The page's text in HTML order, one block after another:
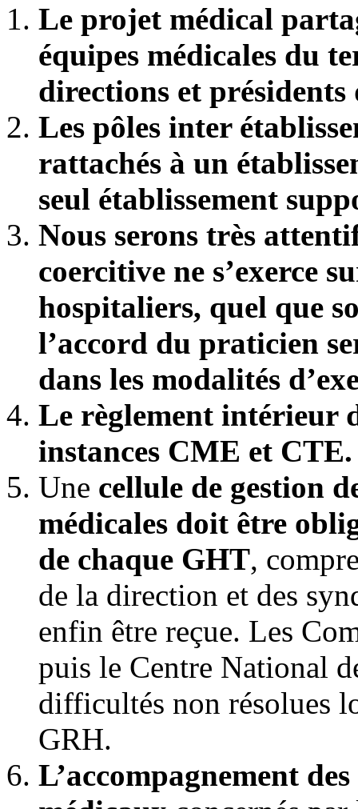
Le projet médical
équipes médicales du
directions et
Les pôles inter
rattachés à un
seul établissement
Nous serons très
coercitive ne s’exerce
hospitaliers, quel que
l’accord du praticien
dans les modalités
Le règlement intérieur
instances CME et CTE.
Une cellule de gestion
médicales doit être
de chaque GHT,
de la direction et des
enfin être reçue. Les
puis le Centre National
difficultés non résolues
GRH.
L’accompagnement